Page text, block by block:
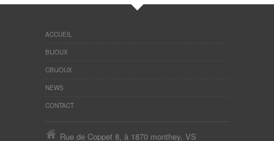
ACCUEIL
BIJOUX
CBIJOUX
NEWS
CONTACT
Rue de Coppet 8, à 1870 monthey, VS